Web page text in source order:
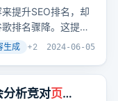
提升SEO排名，却
排名骤降。这提醒
度的控制同样重要。
生成 +2 2024-06-05
分析竞对页